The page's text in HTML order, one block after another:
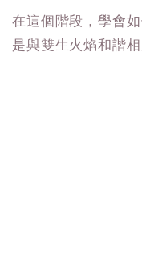
在這個階段，學會
是與雙生火焰和諧相